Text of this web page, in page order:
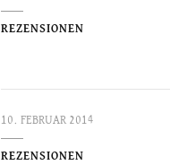
REZENSIONEN
10. FEBRUAR 2014
REZENSIONEN